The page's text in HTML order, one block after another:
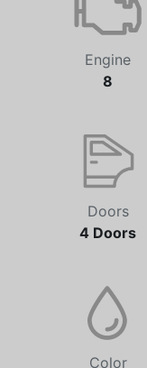
Engine
8
Doors
4 Doors
Color